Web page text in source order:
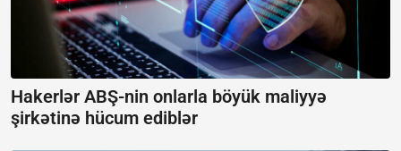
Hakerlər ABŞ-nin onlarla böyük maliyyə
şirkətinə hücum ediblər